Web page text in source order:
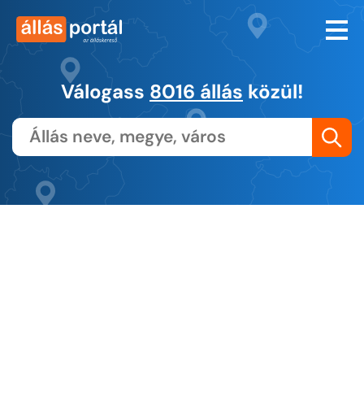
Válogass 8016 állás közül!